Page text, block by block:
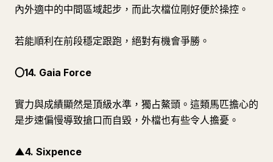
內外適中的中間區域起步，而此次檔位剛好便於操控。
若能順利在前段穩定跟跑，絕對有機會爭勝。
〇14. Gaia Force
實力與成績顯然是頂級水準，獨占鰲頭。這類馬匹擔心的
是步速偏慢導致搶口而自毀，外檔也有些令人擔憂。
▲4. Sixpence